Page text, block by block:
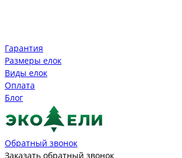
Гарантия
Размеры елок
Виды елок
Оплата
Блог
Обратный звонок
Заказать обратный звонок